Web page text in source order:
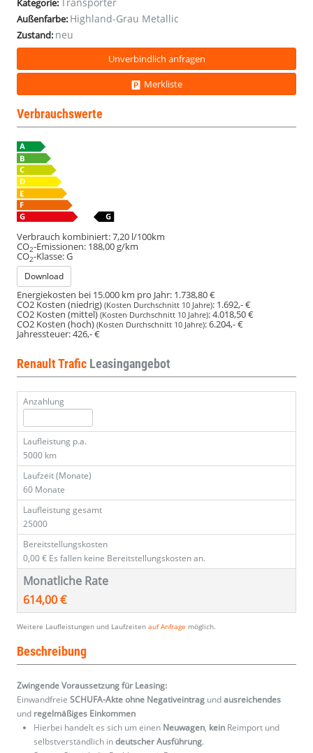
Kategorie:
Außenfarbe: Highland-Grau Metallic
Zustand: neu
Unverbindlich anfragen
Merkliste
Verbrauchswerte
Verbrauch kombiniert:7,20 l/100km
CO2-Emissionen: 188,00 g/km
CO2-Klasse:G
Download
Energiekosten bei 15.000 km pro Jahr: 1.738,80 €
CO2 Kosten (niedrig) (Kosten Durchschnitt 10 Jahre): 1.692,- €
CO2 Kosten (mittel)(Kosten Durchschnitt 10 Jahre):4.018,50 €
CO2 Kosten (hoch) (Kosten Durchschnitt 10 Jahre):6.204,- €
Jahressteuer:426,- €
Renault Trafic Leasingangebot
Anzahlung
Laufleistung p.a.
5000 km
Laufzeit (Monate)
60 Monate
Laufleistung gesamt
25000
Bereitstellungskosten
0,00 € Es fallen keine Bereitstellungskosten an.
Monatliche Rate
614,00 €
Weitere Laufleistungen und Laufzeiten auf Anfrage möglich.
Beschreibung
Zwingende Voraussetzung für Leasing:
Einwandfreie SCHUFA-Akte ohne Negativeintrag undausreichendes
und regelmäßiges Einkommen
Hierbei handelt es sich um einen Neuwagen, kein Reimport und
selbstverständlich indeutscher Ausführung.